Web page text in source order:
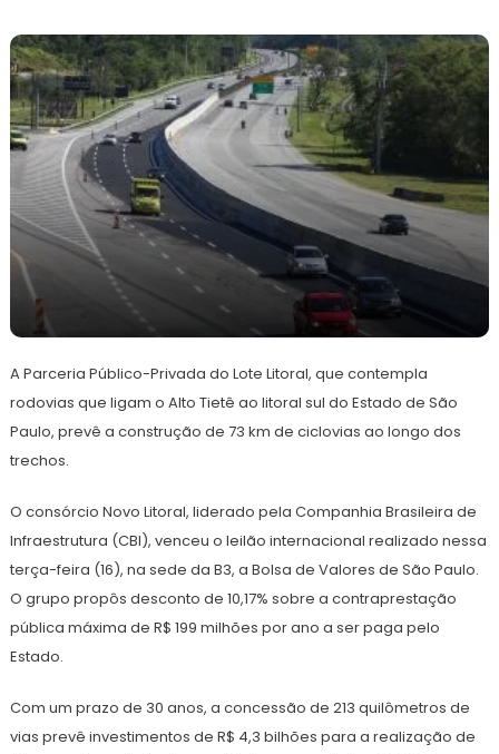
17
abril
de
Redação
A Parceria Público-Privada do Lote Litoral, que contempla
rodovias que ligam o Alto Tietê ao litoral sul do Estado de São
Paulo, prevê a construção de 73 km de ciclovias ao longo dos
trechos.
O consórcio Novo Litoral, liderado pela Companhia Brasileira de
Infraestrutura (CBI), venceu o leilão internacional realizado nessa
terça-feira (16), na sede da B3, a Bolsa de Valores de São Paulo.
O grupo propôs desconto de 10,17% sobre a contraprestação
pública máxima de R$ 199 milhões por ano a ser paga pelo
Estado.
Com um prazo de 30 anos, a concessão de 213 quilômetros de
vias prevê investimentos de R$ 4,3 bilhões para a realização de